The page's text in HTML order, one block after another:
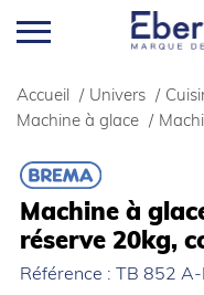
Accueil / Univers /
Machine à glace /
Machine à
réserve 20kg,
Référence : TB 852